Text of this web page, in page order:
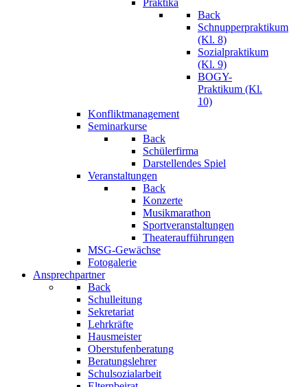
Back
Schnupperpraktikum
(Kl. 8)
Sozialpraktikum
(Kl. 9)
BOGY-
Praktikum (Kl.
10)
Konfliktmanagement
Seminarkurse
Back
Schülerfirma
Darstellendes Spiel
Veranstaltungen
Back
Konzerte
Musikmarathon
Sportveranstaltungen
Theateraufführungen
MSG-Gewächse
Fotogalerie
Ansprechpartner
Back
Schulleitung
Sekretariat
Lehrkräfte
Hausmeister
Oberstufenberatung
Beratungslehrer
Schulsozialarbeit